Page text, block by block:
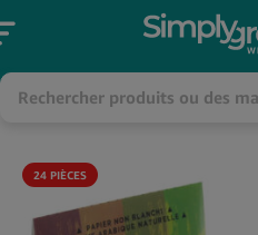
24 PIÈCES